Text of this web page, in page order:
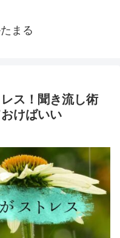
まる
ス！聞き流し術
けばいい